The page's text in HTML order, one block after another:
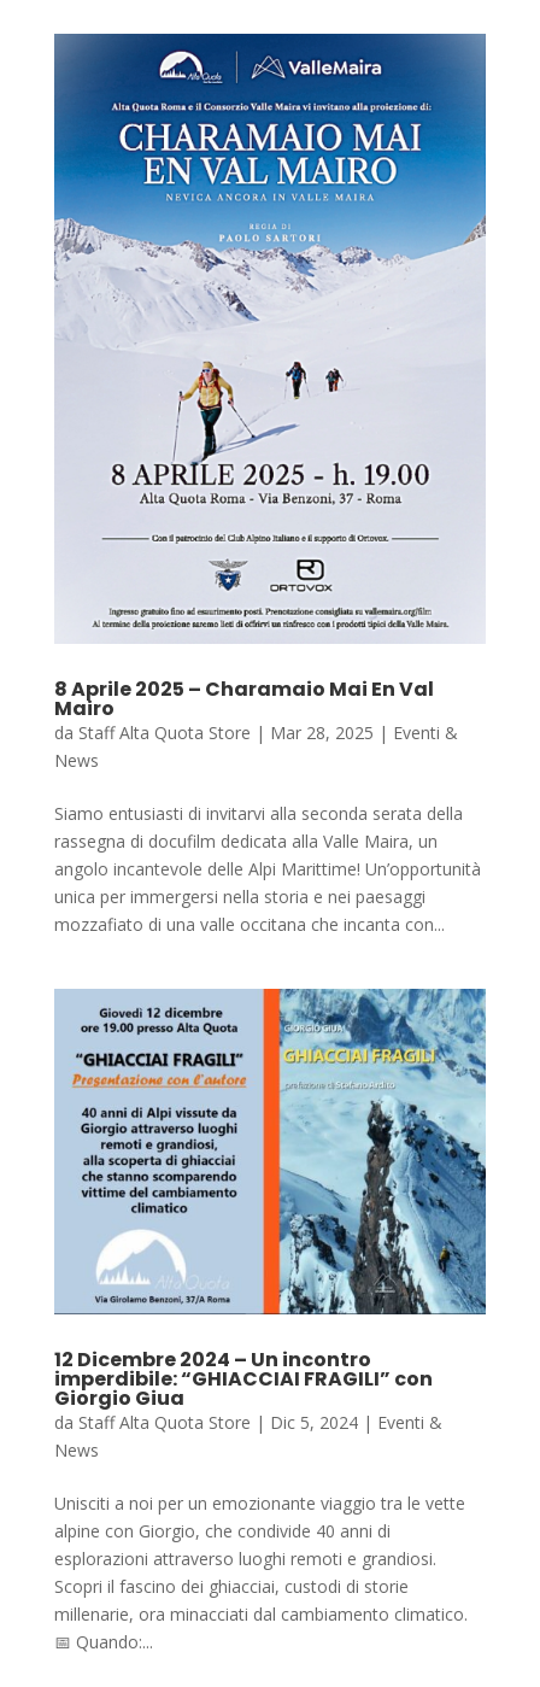
8 Aprile 2025 – Charamaio Mai En Val
Mairo
da Staff Alta Quota Store | Mar 28, 2025 | Eventi &
News
Siamo entusiasti di invitarvi alla seconda serata della
rassegna di docufilm dedicata alla Valle Maira, un
angolo incantevole delle Alpi Marittime! Un’opportunità
unica per immergersi nella storia e nei paesaggi
mozzafiato di una valle occitana che incanta con...
12 Dicembre 2024 – Un incontro
imperdibile: “GHIACCIAI FRAGILI” con
Giorgio Giua
da Staff Alta Quota Store | Dic 5, 2024| Eventi &
News
Unisciti a noi per un emozionante viaggio tra le vette
alpine con Giorgio, che condivide 40 anni di
esplorazioni attraverso luoghi remoti e grandiosi.
Scopri il fascino dei ghiacciai, custodi di storie
millenarie, ora minacciati dal cambiamento climatico.
📅 Quando:...